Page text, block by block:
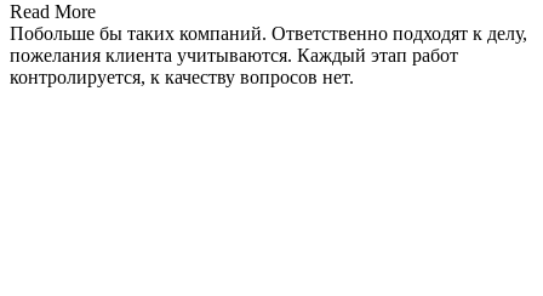
Read More
Побольше бы таких компаний. Ответственно подходят к делу,
пожелания клиента учитываются. Каждый этап работ
контролируется, к качеству вопросов нет.